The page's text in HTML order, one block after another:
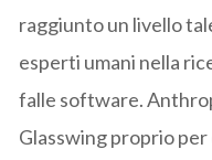
raggiunto un livello
esperti umani nella
falle software.
Glasswing proprio